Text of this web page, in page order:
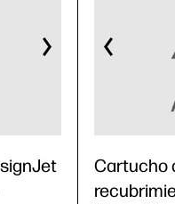
Cartucho